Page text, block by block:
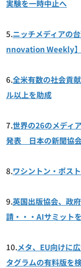
実験を一時中止へ
5.ニッチメディアの
nnovation Weekly
6.全米有数の社会貢
ル以上を助成
7.世界の26のメディ
発表 日本の新聞協
8.ワシントン・ポス
9.英国出版協会、政
請・・・AIサミット
10.メタ、EU向けに
タグラムの有料版を